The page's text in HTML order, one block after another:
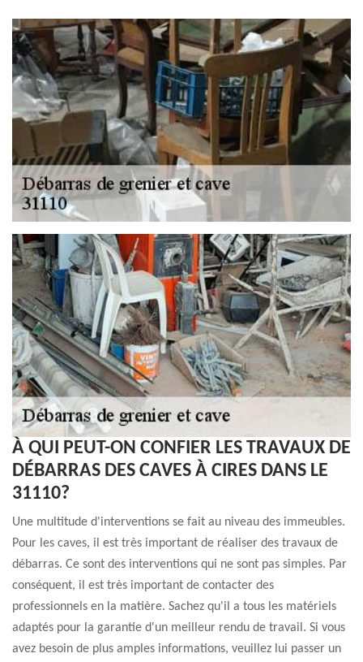
À QUI PEUT-ON CONFIER LES TRAVAUX DE
DÉBARRAS DES CAVES À CIRES DANS LE
31110?
Une multitude d'interventions se fait au niveau des immeubles.
Pour les caves, il est très important de réaliser des travaux de
débarras. Ce sont des interventions qui ne sont pas simples. Par
conséquent, il est très important de contacter des
professionnels en la matière. Sachez qu'il a tous les matériels
adaptés pour la garantie d'un meilleur rendu de travail. Si vous
avez besoin de plus amples informations, veuillez lui passer un